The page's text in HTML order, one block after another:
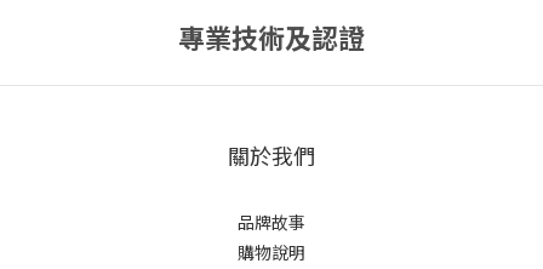
專業技術及認證
關於我們
品牌故事
購物說明